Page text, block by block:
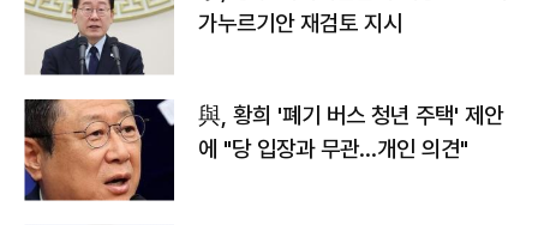
가누르기안 재검토 지시
與, 황희 '폐기 버스 청년 주택' 제안
에 "당 입장과 무관…개인 의견"